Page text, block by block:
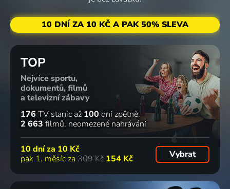
10 DNÍ ZA 10 KČ A PAK 50% SLEVA
TOP
Nejvíce sportu,
dokumentů, filmů
a televizní zábavy
176 TV stanic až 100 dní zpětně
2 663 filmů neomezené nahrávání
10 dní za 10 Kč
pak 1. měsíc za 309 Kč 154 Kč Vybrat